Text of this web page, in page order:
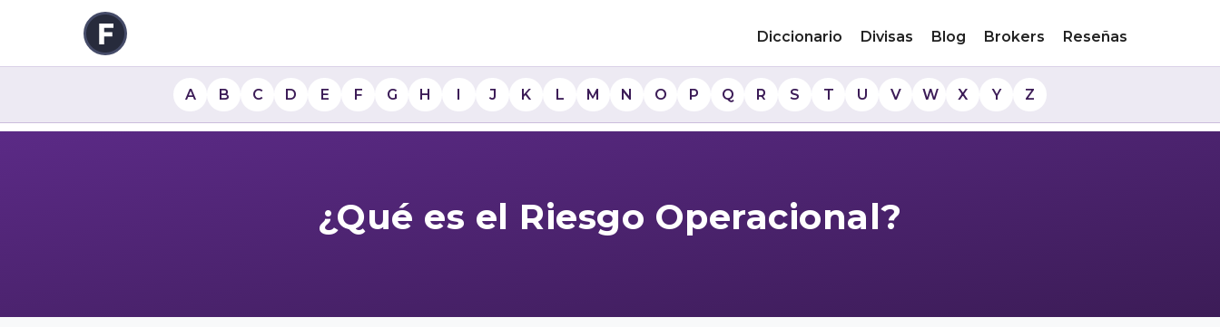
Diccionario Divisas Blog Brokers Reseñas
A B C D E F G H I J K L M N O P Q R S T U V W X Y Z
¿Qué es el Riesgo Operacional?